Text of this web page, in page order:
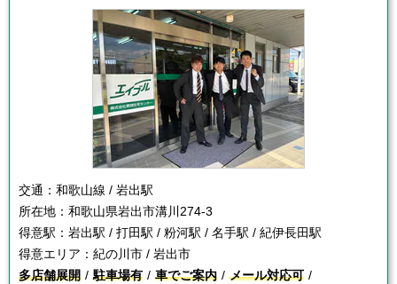
交通： 和歌山線 / 岩出駅
所在地： 和歌山県岩出市溝川274-3
得意駅： 岩出駅 / 打田駅 / 粉河駅 / 名手駅 / 紀伊長田駅
得意エリア： 紀の川市 / 岩出市
多店舗展開
駐車場有 車でご案内
メール対応可